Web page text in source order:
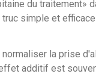
du traitement»
truc simple et
la prise
additif est